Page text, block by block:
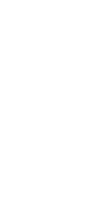
Germán Beardo
personas
temprana del
muertes en
brindamos mayor
preocuparse por
La coordinación
Servicios Sociales
cerca de 400
Esta iniciativa